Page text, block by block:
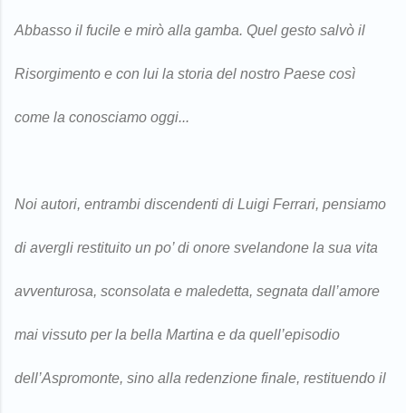
Abbasso il fucile e mirò alla gamba. Quel gesto salvò il
Risorgimento e con lui la storia del nostro Paese così
come la conosciamo oggi...
Noi autori, entrambi discendenti di Luigi Ferrari, pensiamo
di avergli restituito un po’ di onore svelandone la sua vita
avventurosa, sconsolata e maledetta, segnata dall’amore
mai vissuto per la bella Martina e da quell’episodio
dell’Aspromonte, sino alla redenzione finale, restituendo il